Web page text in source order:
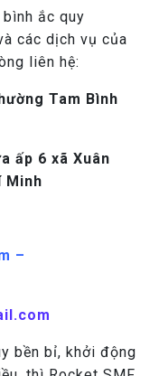
ắc quy
các dịch vụ của
liên hệ:
ường Tam Bình
a ấp 6 xã Xuân
Minh
–
bền bỉ, khởi động